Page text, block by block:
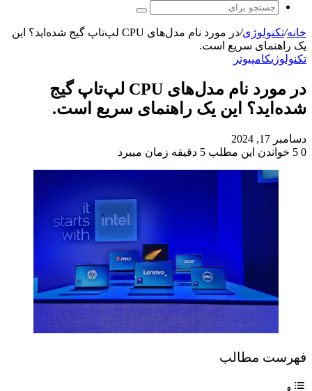
پوسته
جستجو
خانه/تکنولوژی/
در مورد نام مدل‌های CPU لپ‌تاپ گیج شده‌اید؟ این
یک راهنمای سریع است.
تکنولوژیکامپیوتر
در مورد نام مدل‌های CPU لپ‌تاپ گیج
شده‌اید؟ این یک راهنمای سریع است.
دسامبر 17, 2024
0
خواندن این مطلب 5 دقیقه زمان میبرد
فهرست مطالب